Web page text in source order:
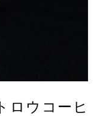
ロウコーヒ